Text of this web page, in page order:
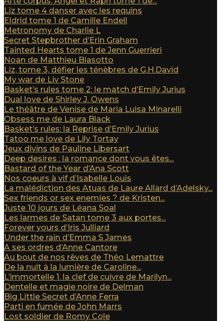
Liz tome 4 danser avec les requins
Eldrid tome 1 de Camille Endell
Metronomy de Charlie L
Secret Stepbrother d’Erin Graham
Tainted Hearts tome 1 de Jenn Guerrieri
Noan de Matthieu Biasotto
Liz, tome 3, défier les ténèbres de G.H.David
My war de Liv Stone
Basket’s rules tome 2: le match d’Emily Jurius
Dual love de Shirley J. Owens
Le théâtre de Venise de Maria Luisa Minarelli
Obsess me de Laura Black
Basket’s rules: la Reprise d’Emily Jurius
Tatoo me love de Lily Tortay
Jeux divins de Pauline Libersart
Deep desires : la romance dont vous êtes...
Bastard of the Year d’Ana Scott
Nos coeurs à vif d’Isabelle Louis
La malédiction des Atuas de Laure Allard d’Adelsky...
Sex friends or sex enemies ? de Kristen...
Juste 10 jours de Léana Soal
Les larmes de Satan tome 3 aux portes...
Forever yours d’Iris Julliard
Under the rain d’Emma S James
A ses ordres d’Anne Cantore
Au bout de nos rêves de Théo Lemattre
De la nuit à la lumière de Caroline...
L’immortelle 1. la clef de cuivre de Marilyn...
Dentelle et magie noire de Delman
Big Little Secret d’Anne Ferra
Parti en fumée de John Marrs
Lost soldier de Romy Cole